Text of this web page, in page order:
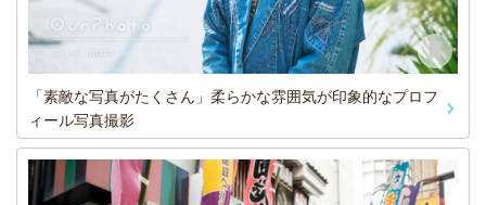
「素敵な写真がたくさん」柔らかな雰囲気が印象的なプロフ
ィール写真撮影